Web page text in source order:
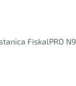
FiskalPRO